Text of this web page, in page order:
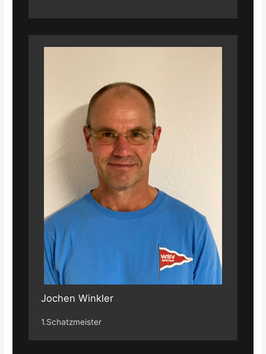
Jochen Winkler
1.Schatzmeister